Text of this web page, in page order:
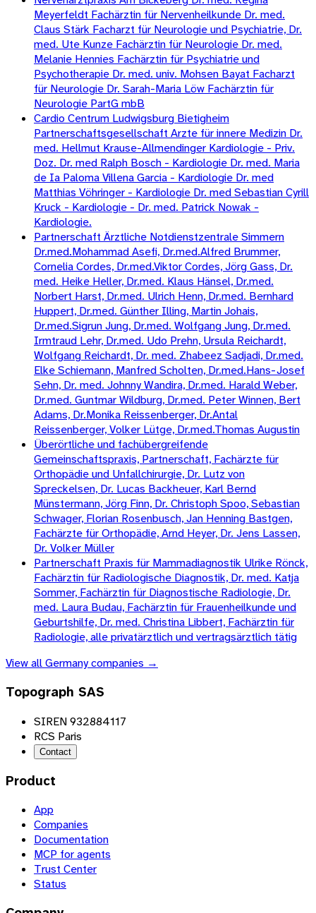
Meyerfeldt Fachärztin für Nervenheilkunde Dr. med.
Claus Stärk Facharzt für Neurologie und Psychiatrie, Dr.
med. Ute Kunze Fachärztin für Neurologie Dr. med.
Melanie Hennies Fachärztin für Psychiatrie und
Psychotherapie Dr. med. univ. Mohsen Bayat Facharzt
für Neurologie Dr. Sarah-Maria Löw Fachärztin für
Neurologie PartG mbB
Cardio Centrum Ludwigsburg Bietigheim
Partnerschaftsgesellschaft Arzte für innere Medizin Dr.
med. Hellmut Krause-Allmendinger Kardiologie - Priv.
Doz. Dr. med Ralph Bosch - Kardiologie Dr. med. Maria
de Ia Paloma Villena Garcia - Kardiologie Dr. med
Matthias Vöhringer - Kardiologie Dr. med Sebastian Cyrill
Kruck - Kardiologie - Dr. med. Patrick Nowak -
Kardiologie.
Partnerschaft Ärztliche Notdienstzentrale Simmern
Dr.med.Mohammad Asefi, Dr.med.Alfred Brummer,
Cornelia Cordes, Dr.med.Viktor Cordes, Jörg Gass, Dr.
med. Heike Heller, Dr.med. Klaus Hänsel, Dr.med.
Norbert Harst, Dr.med. Ulrich Henn, Dr.med. Bernhard
Huppert, Dr.med. Günther Illing, Martin Johais,
Dr.med.Sigrun Jung, Dr.med. Wolfgang Jung, Dr.med.
Irmtraud Lehr, Dr.med. Udo Prehn, Ursula Reichardt,
Wolfgang Reichardt, Dr. med. Zhabeez Sadjadi, Dr.med.
Elke Schiemann, Manfred Scholten, Dr.med.Hans-Josef
Sehn, Dr. med. Johnny Wandira, Dr.med. Harald Weber,
Dr.med. Guntmar Wildburg, Dr.med. Peter Winnen, Bert
Adams, Dr.Monika Reissenberger, Dr.Antal
Reissenberger, Volker Lütge, Dr.med.Thomas Augustin
Überörtliche und fachübergreifende
Gemeinschaftspraxis, Partnerschaft, Fachärzte für
Orthopädie und Unfallchirurgie, Dr. Lutz von
Spreckelsen, Dr. Lucas Backheuer, Karl Bernd
Münstermann, Jörg Finn, Dr. Christoph Spoo, Sebastian
Schwager, Florian Rosenbusch, Jan Henning Bastgen,
Fachärzte für Orthopädie, Arnd Heyer, Dr. Jens Lassen,
Dr. Volker Müller
Partnerschaft Praxis für Mammadiagnostik Ulrike Rönck,
Fachärztin für Radiologische Diagnostik, Dr. med. Katja
Sommer, Fachärztin für Diagnostische Radiologie, Dr.
med. Laura Budau, Fachärztin für Frauenheilkunde und
Geburtshilfe, Dr. med. Christina Libbert, Fachärztin für
Radiologie, alle privatärztlich und vertragsärztlich tätig
View allGermanycompanies →
Topograph SAS
SIREN 932884117
RCS Paris
Contact
Product
App
Companies
Documentation
MCP for agents
Trust Center
Status